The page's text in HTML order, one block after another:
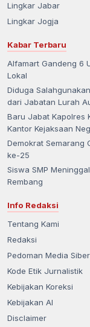
Lingkar Jabar
Lingkar Jogja
Kabar Terbaru
Alfamart Gandeng 6
Lokal
Diduga
dari Jabatan Lurah
Baru Jabat Kapolres
Kantor Kejaksaan
Demokrat Semarang
ke-25
Siswa SMP
Rembang
Info Redaksi
Tentang Kami
Redaksi
Pedoman Media Siber
Kode Etik Jurnalistik
Kebijakan Koreksi
Kebijakan AI
Disclaimer